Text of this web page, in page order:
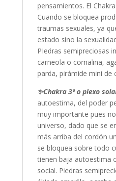
pensamientos. El
Cuando se bloquea
traumas sexuales, ya
estado sino la
PIedras semipreciosas
carneola o cornalina,
parda, pirámide mini de
✨Chakra 3º o plexo
autoestima, del poder
muy importante pues
universo, dado que se
más arriba del cordón
se bloquea sobre todo
tienen baja autoestima
social. Piedras